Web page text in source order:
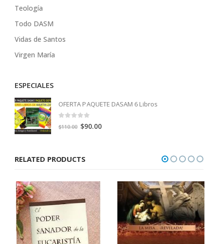
Teología
Todo DASM
Vidas de Santos
Virgen María
ESPECIALES
OFERTA PAQUETE DASAM 6 Libros
$110.00 Original
$110.00.
$90.00Current
RELATED PRODUCTS